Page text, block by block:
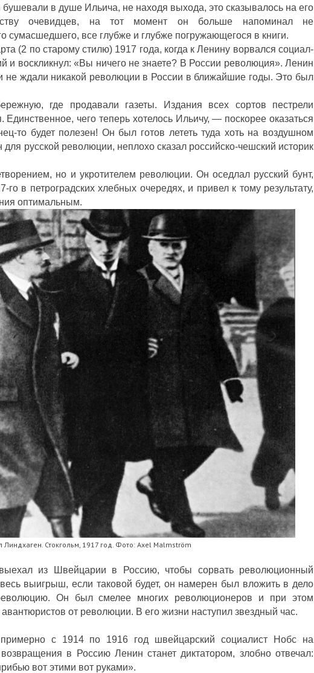
бушевали в душе Ильича, не находя выхода, это сказывалось на его
очевидцев, на тот момент он больше напоминал не
сумасшедшего, все глубже и глубже погружающегося в книги.
(2 по старому стилю) 1917 года, когда к Ленину ворвался социал-
и воскликнул: «Вы ничего не знаете? В России революция». Ленин
не ждали никакой революции в России в ближайшие годы. Это был
где продавали газеты. Издания всех сортов пестрели
чего теперь хотелось Ильичу, — поскорее оказаться
то будет полезен! Он был готов лететь туда хоть на воздушном
русской революции, неплохо сказал российско-чешский историк
но и укротителем революции. Он оседлал русский бунт,
в петроградских хлебных очередях, и привел к тому результату,
оптимальным.
Стокгольм, 1917 год. Фото: Axel Malmström
из Швейцарии в Россию, чтобы сорвать революционный
выигрыш, если таковой будет, он намерен был вложить в дело
Он был смелее многих революционеров и при этом
от революции. В его жизни наступил звездный час.
с 1914 по 1916 год швейцарский социалист Нобс на
в Россию Ленин станет диктатором, злобно отвечал:
вот этими вот руками».